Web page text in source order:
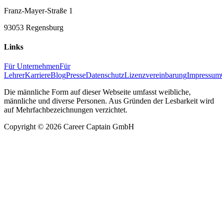
Franz-Mayer-Straße 1
93053 Regensburg
Links
Für UnternehmenFür
LehrerKarriereBlogPresseDatenschutzLizenzvereinbarungImpressum
Die männliche Form auf dieser Webseite umfasst weibliche,
männliche und diverse Personen. Aus Gründen der Lesbarkeit wird
auf Mehrfachbezeichnungen verzichtet.
Copyright © 2026 Career Captain GmbH